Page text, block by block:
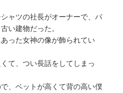
ャツの社長がオーナーで、パ
い建物だった。
った女神の像が飾られてい
て、つい長話をしてしまっ
、ベットが高くて背の高い僕